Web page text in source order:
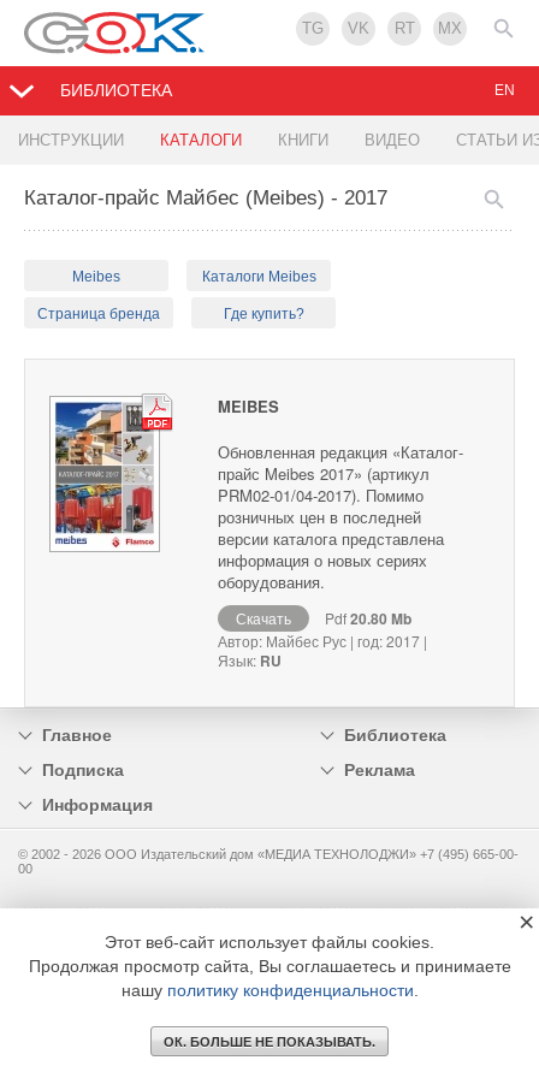
TG VK RT MX
БИБЛИОТЕКА
ИНСТРУКЦИИ КАТАЛОГИ КНИГИ ВИДЕО СТАТЬИ
EN
Каталог-прайс Майбес (Meibes) - 2017
Meibes Каталоги Meibes
Страница бренда Где купить?
MEIBES
Обновленная редакция «Каталог-
прайс Meibes 2017» (артикул
PRM02-01/04-2017). Помимо
розничных цен в последней
версии каталога представлена
информация о новых сериях
оборудования.
Скачать Pdf20.80 Mb
Автор: Майбес Рус | год: 2017 |
Язык: RU
Главное
Библиотека
Подписка
Реклама
Информация
© 2002 - 2026 OOO Издательский дом «МЕДИА ТЕХНОЛОДЖИ» +7 (495) 665-00-
00
Этот веб-сайт использует файлы cookies.
Продолжая просмотр сайта, Вы соглашаетесь и принимаете
нашу политику конфиденциальности
ОК. БОЛЬШЕ НЕ ПОКАЗЫВАТЬ.
×